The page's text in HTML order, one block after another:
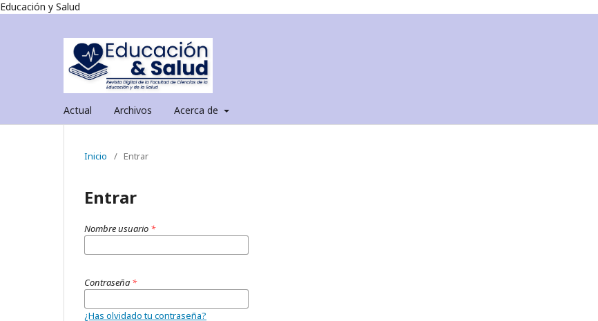
Educación y Salud
Actual Archivos Acerca de
Inicio / Entrar
Entrar
Nombre usuario *
Contraseña *
¿Has olvidado tu contraseña?